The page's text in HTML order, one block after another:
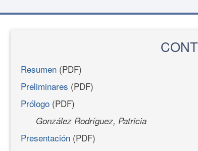
Resumen (PDF)
Preliminares (PDF)
Prólogo (PDF)
González Rodríguez, Patricia
Presentación (PDF)